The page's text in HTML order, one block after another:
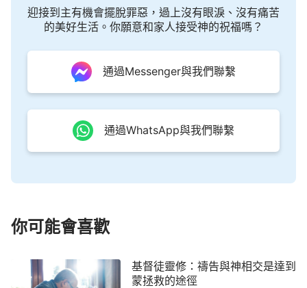
高，讓他們感覺夠不上而感到受壓，而且也不容易破
壞彼此之間的關係。當看到他們的情形稍微好一點的
時候，我們可以根據他們能明白領受到的程度，再和
他們談神的心意與要求，還可以結合一些簡單的實
行，使他們得益處，這樣一點一點的引導，他們明白
神的心意了，我們的幫助也就達到果效了。
三、愛心幫助人包括修理對付、批評責
著只有他和你在一處的時候，指出他的錯來。他若聽
你，你便得了你的弟兄……
到，主希望我們發現弟兄姊妹身上的錯誤之處時，能
夠互相幫助指出，使我們的生命進入得到補足，這是
迎接到主有機會擺脫罪惡，過上沒有眼淚、沒有痛苦
的美好生活。你願意和家人接受神的祝福嗎？
通過Messenger與我們聯繫
通過WhatsApp與我們聯繫
你可能會喜歡
基督徒靈修：禱告與神相交是達到
蒙拯救的途徑